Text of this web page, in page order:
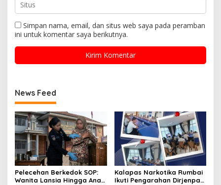
Simpan nama, email, dan situs web saya pada peramban
ini untuk komentar saya berikutnya.
News Feed
Pelecehan Berkedok SOP:
Wanita Lansia Hingga Anak
Kalapas Narkotika Rumbai
Ikuti Pengarahan Dirjenpas,